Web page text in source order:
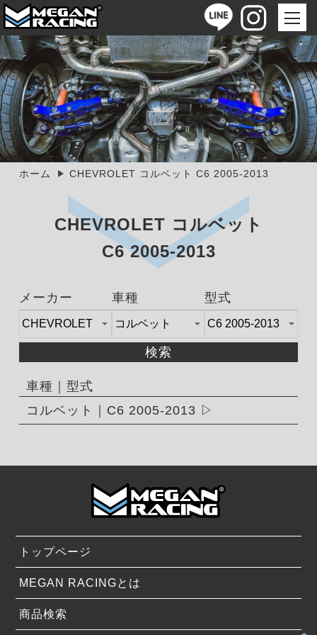
ホーム CHEVROLET コルベット C6 2005-2013
CHEVROLET コルベット
C6 2005-2013
メーカー 車種 型式
検索
車種｜型式
コルベット｜C6 2005-2013
トップページ
MEGAN RACINGとは
商品検索